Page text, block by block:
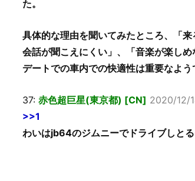
た。
具体的な理由を聞いてみたところ、「
会話が聞こえにくい」、「音楽が楽し
デートでの車内での快適性は重要なよう
37: 赤色超巨星(東京都) [CN] 2020/12/
>>1
わいはjb64のジムニーでドライブしと